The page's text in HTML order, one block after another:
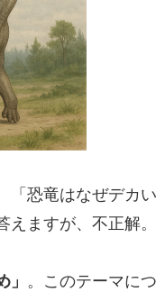
「恐竜はなぜデカ
えますが、不正解
」 。このテーマに